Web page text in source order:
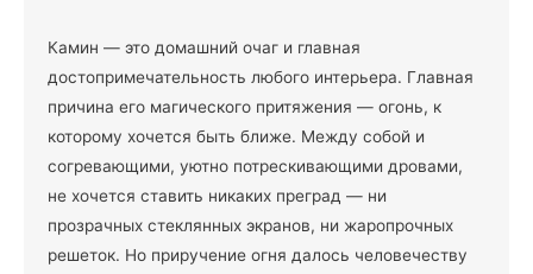
Камин — это домашний очаг и главная
достопримечательность любого интерьера. Главная
причина его магического притяжения — огонь, к
которому хочется быть ближе. Между собой и
согревающими, уютно потрескивающими дровами,
не хочется ставить никаких преград — ни
прозрачных стеклянных экранов, ни жаропрочных
решеток. Но приручение огня далось человечеству